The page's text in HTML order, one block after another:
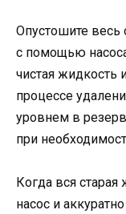
Опустошите весь
с помощью
чистая жидкость
процессе
уровнем в
при
Когда вся
насос и